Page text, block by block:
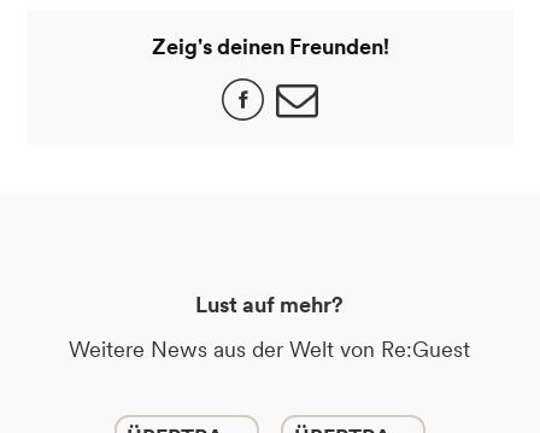
Zeig's deinen Freunden!
Lust auf mehr?
Weitere News aus der Welt von Re:Guest